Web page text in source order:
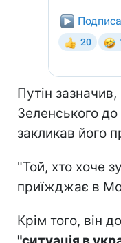
Путін
Зеленського до
закликав його
"Той, хто хоче
приїжджає в
Крім того, він